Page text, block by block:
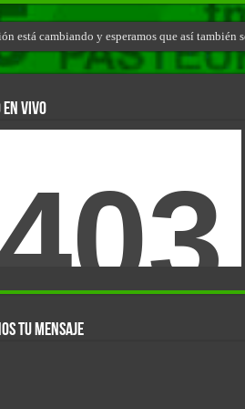
cambiando y esperamos que así también
EN VIVO
TU MENSAJE